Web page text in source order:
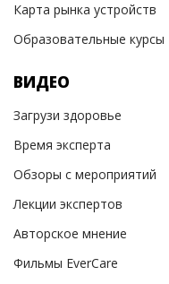
Карта рынка устройств
Образовательные курсы
ВИДЕО
Загрузи здоровье
Время эксперта
Обзоры с мероприятий
Лекции экспертов
Авторское мнение
Фильмы EverCare